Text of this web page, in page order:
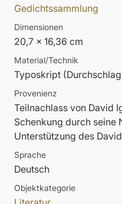
Gedichtssammlung
Dimensionen
20,7 x 16,36 cm
Material/Technik
Typoskript
Provenienz
Teilnachlass von David
Schenkung durch seine
Unterstützung des
Sprache
Deutsch
Objektkategorie